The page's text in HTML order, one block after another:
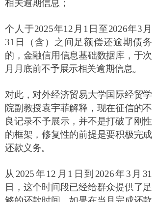
相关逾期信息；
个人于2025年12 月 1 日至2026年3 月
31 日（含）之间足额偿还逾期债务
的，金融信用信息基础数据库，于次
月月底前不予展示相关逾期信息。
对此，对外经济贸易大学国际经贸学
院副教授袁宇菲解释，现在征信的不
良记录不予展示，并不是打破了刚性
的框架，修复性的前提是要积极完成
还款义务。
从 2025年12 月 1 日到 2026年3 月 31
日，这个时间段已经给群众提供了足